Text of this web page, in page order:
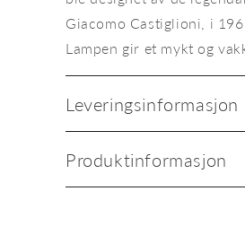
Giacomo Castiglioni, i
Lampen gir et mykt og
Leveringsinformasjon
Produktinformasjon